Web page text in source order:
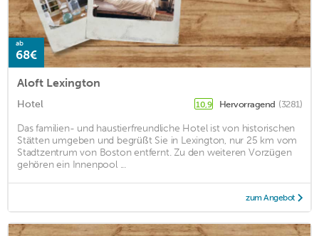
ab
68€
Aloft Lexington
Hotel 10,9 Hervorragend (3281)
Das familien- und haustierfreundliche Hotel ist von historischen
Stätten umgeben und begrüßt Sie in Lexington, nur 25 km vom
Stadtzentrum von Boston entfernt. Zu den weiteren Vorzügen
gehören ein Innenpool ...
zum Angebot